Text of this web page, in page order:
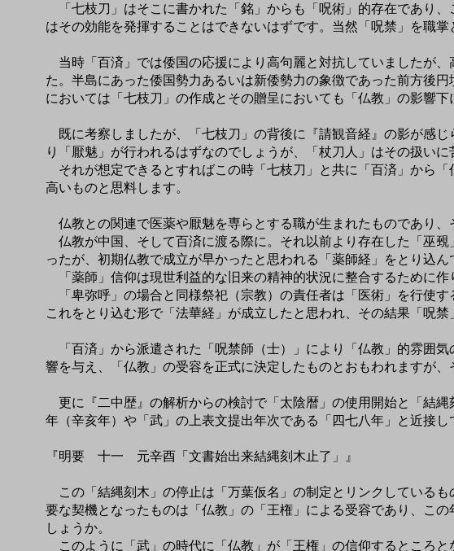
「七枝刀」はそこに書かれた「銘」からも「呪術」的存在であり
はその効能を発揮することはできないはずです。当然「呪禁」を職
当時「百済」では倭国の応援により高句麗と対抗していましたが
た。半島にあった倭国勢力あるいは新倭勢力の象徴であった前方後
においては「七枝刀」の作成とその贈呈においても「仏教」の影響
既に考察しましたが、「七枝刀」の背後に『請観音経』の影が感
り「厭魅」が行われるはずなのでしょうが、「杖刀人」はその扱い
それが想定できるとすればこの時「七枝刀」と共に「百済」から
高いものと思料します。
仏教との関連で医薬や厭魅を専らとする職が生まれたものであり、
仏教が中国、そして百済に渡る際に。それ以前より存在した「巫
ったが、初期仏教で成立が早かったと思われる「薬師経」をとり込ん
「薬師」信仰は現世利益的な旧来の精神的状況に整合するために
「卑弥呼」の場合と同様祭祀（宗教）の責任者は「医術」を行使
これをとり込む形で「法華経」が成立したと思われ、その結果「呪
「百済」から派遣された「呪禁師（士）」により「仏教」的雰囲
響を与え、「仏教」の受容を正式に決定したものとおもわれますが
更に『二中歴』の解析からの検討で「太陰暦」の使用開始と「結
年（辛亥年）や「武」の上表文提出年次である「四七八年」と近接し
『明要 十一 元辛酉「文書始出来結縄刻木止了」』
この「結縄刻木」の停止は「万葉仮名」の制定とリンクしている
要な契機となったものは「仏教」の「王権」による受容であり、こ
しょうか。
このように「武」の時代に「仏教」が「王権」の信仰するところ